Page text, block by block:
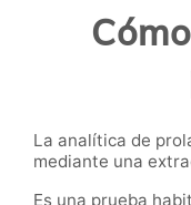
La analítica de
mediante una
Es una prueba